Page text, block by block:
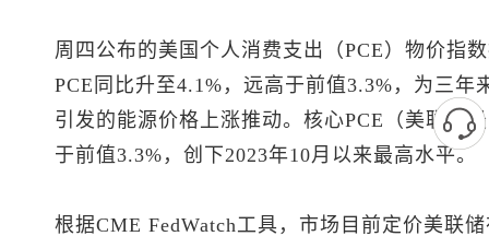
周四公布的美国个人消费支出（PCE）物价
PCE同比升至4.1%，远高于前值3.3%，为三
引发的能源价格上涨推动。核心PCE（美联储
于前值3.3%，创下2023年10月以来最高水平。
根据CME FedWatch工具，市场目前定价美联